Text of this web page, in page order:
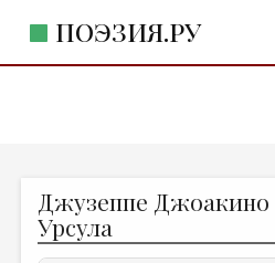
ПОЭЗИЯ.РУ
ЖАНРЫ
АВТОРЫ
Джузеппе Джоакино
Урсула